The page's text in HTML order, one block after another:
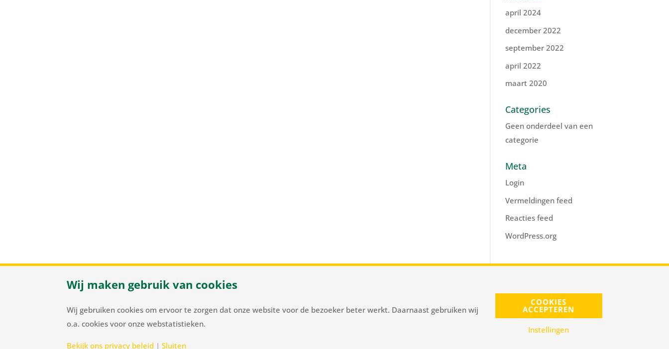
april 2024
december 2022
september 2022
april 2022
maart 2020
Categories
Geen onderdeel van een
categorie
Meta
Login
Vermeldingen feed
Reacties feed
WordPress.org
Herenweg 37/NL-2105 MC Heemstede
Wij maken gebruik van cookies
Wij gebruiken cookies om ervoor te zorgen dat onze website voor de bezoeker beter werkt. Daarnaast gebruiken wij
o.a. cookies voor onze webstatistieken.
Bekijk ons privacy beleid |Sluiten
COOKIES
ACCEPTEREN
Instellingen